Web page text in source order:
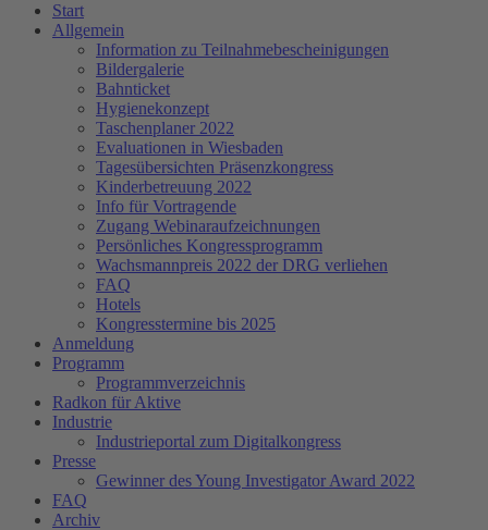
Start
Allgemein
Information zu Teilnahmebescheinigungen
Bildergalerie
Bahnticket
Hygienekonzept
Taschenplaner 2022
Evaluationen in Wiesbaden
Tagesübersichten Präsenzkongress
Kinderbetreuung 2022
Info für Vortragende
Zugang Webinaraufzeichnungen
Persönliches Kongressprogramm
Wachsmannpreis 2022 der DRG verliehen
FAQ
Hotels
Kongresstermine bis 2025
Anmeldung
Programm
Programmverzeichnis
Radkon für Aktive
Industrie
Industrieportal zum Digitalkongress
Presse
Gewinner des Young Investigator Award 2022
FAQ
Archiv